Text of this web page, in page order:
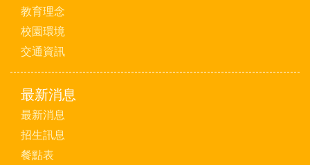
教育理念
校園環境
交通資訊
最新消息
最新消息
招生訊息
餐點表